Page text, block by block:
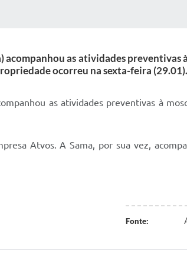
as atividades preventivas
ocorreu na sexta-feira (29.01).
as atividades preventivas à
Atvos. A Sama, por sua vez,
Fonte: